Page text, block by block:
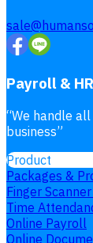
Payroll &
“We handle
business”
Product
Packages &
Finger
Time
Online Payroll
Online